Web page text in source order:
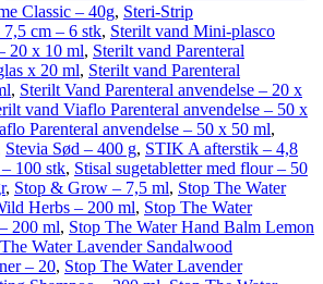
Classic – 40g, Steri-Strip
cm – 6 stk, Sterilt vand Mini-plasco
20 x 10 ml, Sterilt vand Parenteral
x 20 ml, Sterilt vand Parenteral
, Sterilt Vand Parenteral anvendelse – 20 x
vand Viaflo Parenteral anvendelse – 50 x
Parenteral anvendelse – 50 x 50 ml,
Stevia Sød – 400 g, STIK A afterstik – 4,8
100 stk, Stisal sugetabletter med flour – 50
, Stop & Grow – 7,5 ml, Stop The Water
Herbs – 200 ml, Stop The Water
200 ml, Stop The Water Hand Balm Lemon
Water Lavender Sandalwood
– 20, Stop The Water Lavender